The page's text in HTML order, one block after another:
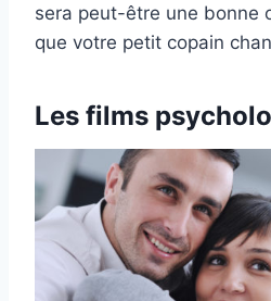
sera peut-être une bonne
que votre petit copain
Les films